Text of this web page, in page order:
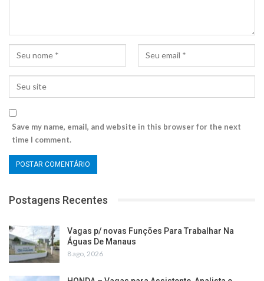
Save my name, email, and website in this browser for the next
time I comment.
Postagens Recentes
Vagas p/ novas Funções Para Trabalhar Na
Águas De Manaus
8 ago, 2026